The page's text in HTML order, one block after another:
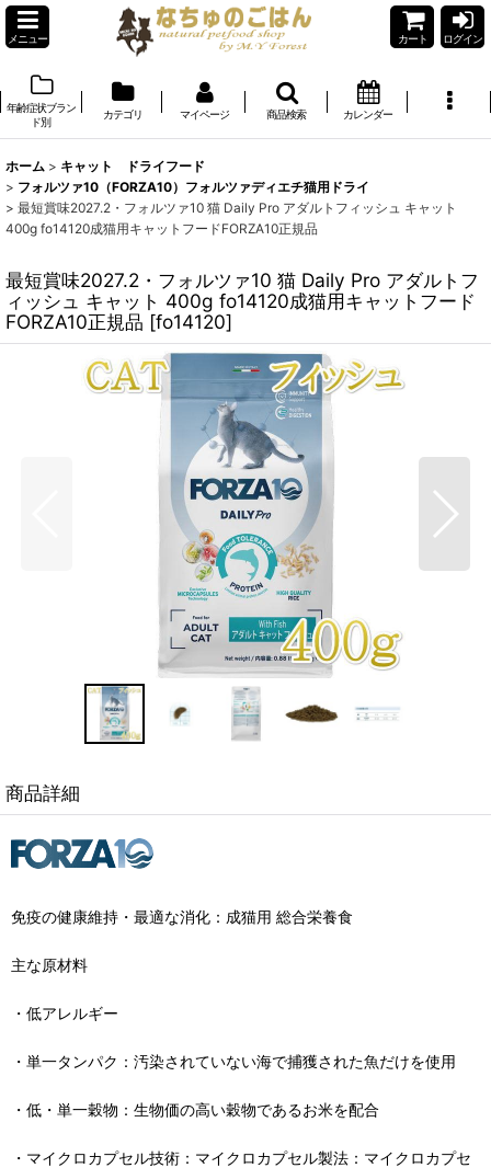
メニュー カート ログイン
年齢症状ブラン
ド別
カテゴリ マイページ 商品検索 カレンダー
ホーム > キャット ドライフード
> フォルツァ10（FORZA10）フォルツァディエチ猫用ドライ
> 最短賞味2027.2・フォルツァ10 猫 Daily Pro アダルトフィッシュ キャット
400g fo14120成猫用キャットフードFORZA10正規品
最短賞味2027.2・フォルツァ10 猫 Daily Pro アダルトフ
ィッシュ キャット 400g fo14120成猫用キャットフード
FORZA10正規品 [fo14120]
商品詳細
免疫の健康維持・最適な消化：成猫用 総合栄養食
主な原材料
・低アレルギー
・単一タンパク：汚染されていない海で捕獲された魚だけを使用
・低・単一穀物：生物価の高い穀物であるお米を配合
・マイクロカプセル技術：マイクロカプセル製法：マイクロカプセ